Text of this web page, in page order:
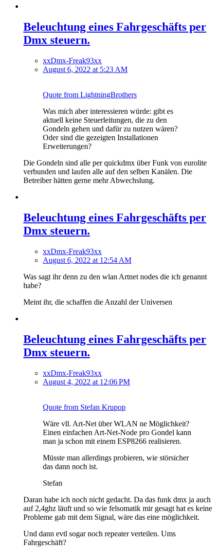
Beleuchtung eines Fahrgeschäfts per
Dmx steuern.
xxDmx-Freak93xx
August 6, 2022 at 5:23 AM
Quote from LightningBrothers
Was mich aber interessieren würde: gibt es
aktuell keine Steuerleitungen, die zu den
Gondeln gehen und dafür zu nutzen wären?
Oder sind die gezeigten Installationen
Erweiterungen?
Die Gondeln sind alle per quickdmx über Funk von eurolite
verbunden und laufen alle auf den selben Kanälen. Die
Betreiber hätten gerne mehr Abwechslung.
Beleuchtung eines Fahrgeschäfts per
Dmx steuern.
xxDmx-Freak93xx
August 6, 2022 at 12:54 AM
Was sagt ihr denn zu den wlan Artnet nodes die ich genannt
habe?
Meint ihr, die schaffen die Anzahl der Universen
Beleuchtung eines Fahrgeschäfts per
Dmx steuern.
xxDmx-Freak93xx
August 4, 2022 at 12:06 PM
Quote from Stefan Krupop
Wäre vll. Art-Net über WLAN ne Möglichkeit?
Einen einfachen Art-Net-Node pro Gondel kann
man ja schon mit einem ESP8266 realisieren.
Müsste man allerdings probieren, wie störsicher
das dann noch ist.
Stefan
Daran habe ich noch nicht gedacht. Da das funk dmx ja auch
auf 2,4ghz läuft und so wie felsomatik mir gesagt hat es keine
Probleme gab mit dem Signal, wäre das eine möglichkeit.
Und dann evtl sogar noch repeater verteilen. Ums
Fahrgeschäft?